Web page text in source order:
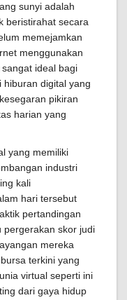
sunyi adalah
beristirahat secara
memejamkan
menggunakan
ideal bagi
hiburan digital yang
pikiran
harian yang
yang memiliki
industri
kali
hari tersebut
pertandingan
pergerakan skor judi
mereka
terkini yang
virtual seperti ini
dari gaya hidup